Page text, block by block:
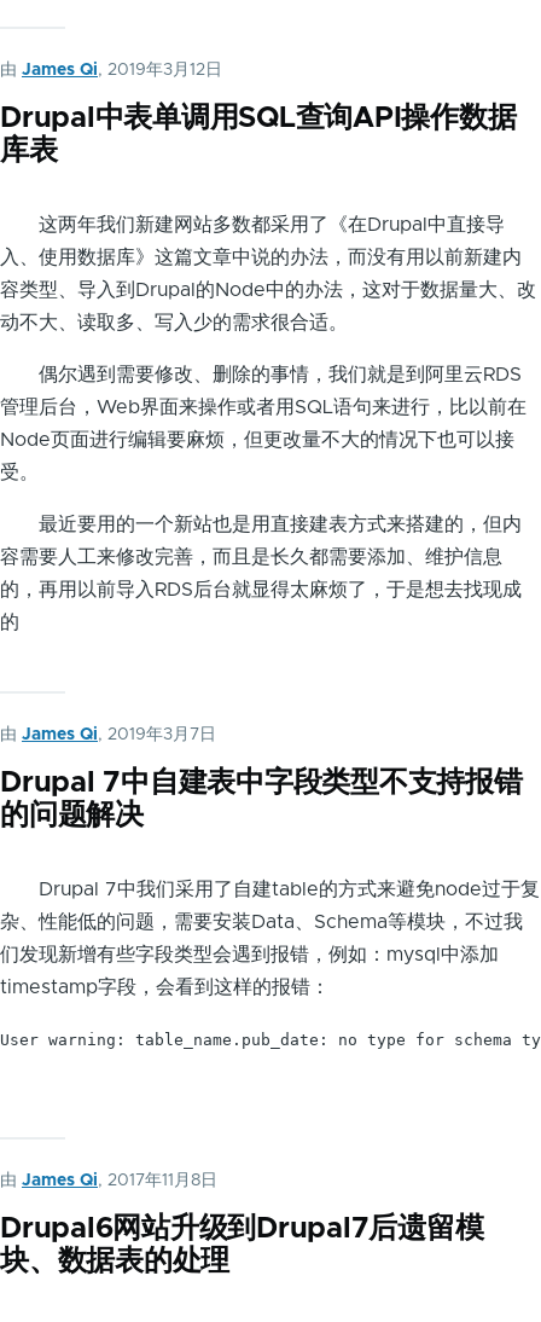
由 James Qi, 2019年3月12日
Drupal中表单调用SQL查询API操作数据
库表
这两年我们新建网站多数都采用了《在Drupal中直接导
入、使用数据库》这篇文章中说的办法，而没有用以前新建内
容类型、导入到Drupal的Node中的办法，这对于数据量大、改
动不大、读取多、写入少的需求很合适。
偶尔遇到需要修改、删除的事情，我们就是到阿里云RDS
管理后台，Web界面来操作或者用SQL语句来进行，比以前在
Node页面进行编辑要麻烦，但更改量不大的情况下也可以接
受。
最近要用的一个新站也是用直接建表方式来搭建的，但内
容需要人工来修改完善，而且是长久都需要添加、维护信息
的，再用以前导入RDS后台就显得太麻烦了，于是想去找现成
的
由 James Qi, 2019年3月7日
Drupal 7中自建表中字段类型不支持报错
的问题解决
Drupal 7中我们采用了自建table的方式来避免node过于复
杂、性能低的问题，需要安装Data、Schema等模块，不过我
们发现新增有些字段类型会遇到报错，例如：mysql中添加
timestamp字段，会看到这样的报错：
User warning: table_name.pub_date: no type for schema
由 James Qi, 2017年11月8日
Drupal6网站升级到Drupal7后遗留模
块、数据表的处理